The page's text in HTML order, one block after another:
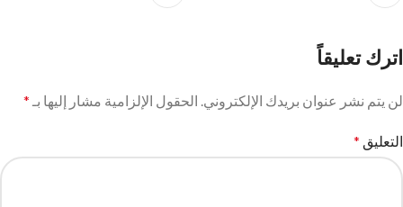
اترك تعليقاً
لن يتم نشر عنوان بريدك الإلكتروني. الحقول الإلزامية مشار إليها بـ *
التعليق *